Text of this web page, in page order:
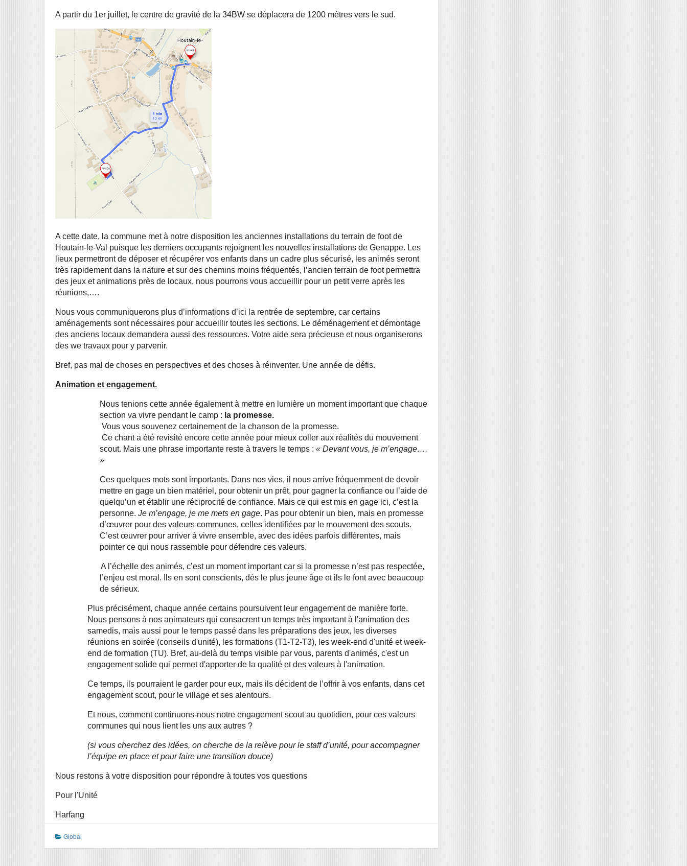
A partir du 1er juillet, le centre de gravité de la 34BW se déplacera de 1200 mètres vers le sud.
A cette date, la commune met à notre disposition les anciennes installations du terrain de foot de
Houtain-le-Val puisque les derniers occupants rejoignent les nouvelles installations de Genappe. Les
lieux permettront de déposer et récupérer vos enfants dans un cadre plus sécurisé, les animés seront
très rapidement dans la nature et sur des chemins moins fréquentés, l’ancien terrain de foot permettra
des jeux et animations près de locaux, nous pourrons vous accueillir pour un petit verre après les
réunions,….
Nous vous communiquerons plus d’informations d’ici la rentrée de septembre, car certains
aménagements sont nécessaires pour accueillir toutes les sections. Le déménagement et démontage
des anciens locaux demandera aussi des ressources. Votre aide sera précieuse et nous organiserons
des we travaux pour y parvenir.
Bref, pas mal de choses en perspectives et des choses à réinventer. Une année de défis.
Animation et engagement.
Nous tenions cette année également à mettre en lumière un moment important que chaque
section va vivre pendant le camp : la promesse.
Vous vous souvenez certainement de la chanson de la promesse.
scout. Mais une phrase importante reste à travers le temps : « Devant vous, je m’engage….
»
Ces quelques mots sont importants. Dans nos vies, il nous arrive fréquemment de devoir
mettre en gage un bien matériel, pour obtenir un prêt, pour gagner la confiance ou l’aide de
quelqu’un et établir une réciprocité de confiance. Mais ce qui est mis en gage ici, c’est la
personne. Je m’engage, je me mets en gage. Pas pour obtenir un bien, mais en promesse
d’œuvrer pour des valeurs communes, celles identifiées par le mouvement des scouts.
C’est œuvrer pour arriver à vivre ensemble, avec des idées parfois différentes, mais
pointer ce qui nous rassemble pour défendre ces valeurs.
A l’échelle des animés, c’est un moment important car si la promesse n’est pas respectée,
l’enjeu est moral. Ils en sont conscients, dès le plus jeune âge et ils le font avec beaucoup
de sérieux.
Plus précisément, chaque année certains poursuivent leur engagement de manière forte.
Nous pensons à nos animateurs qui consacrent un temps très important à l'animation des
samedis, mais aussi pour le temps passé dans les préparations des jeux, les diverses
réunions en soirée (conseils d'unité), les formations (T1-T2-T3), les week-end d'unité et week-
end de formation (TU). Bref, au-delà du temps visible par vous, parents d'animés, c'est un
engagement solide qui permet d'apporter de la qualité et des valeurs à l'animation.
Ce temps, ils pourraient le garder pour eux, mais ils décident de l’offrir à vos enfants, dans cet
engagement scout, pour le village et ses alentours.
Et nous, comment continuons-nous notre engagement scout au quotidien, pour ces valeurs
communes qui nous lient les uns aux autres ?
(si vous cherchez des idées, on cherche de la relève pour le staff d’unité, pour accompagner
l’équipe en place et pour faire une transition douce)
Nous restons à votre disposition pour répondre à toutes vos questions
Pour l'Unité
Harfang
Global